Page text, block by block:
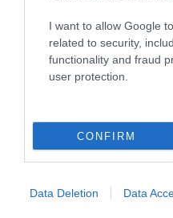
I want to allow Google
related to security,
functionality and fraud
user protection.
CONFIRM
Data Deletion Data